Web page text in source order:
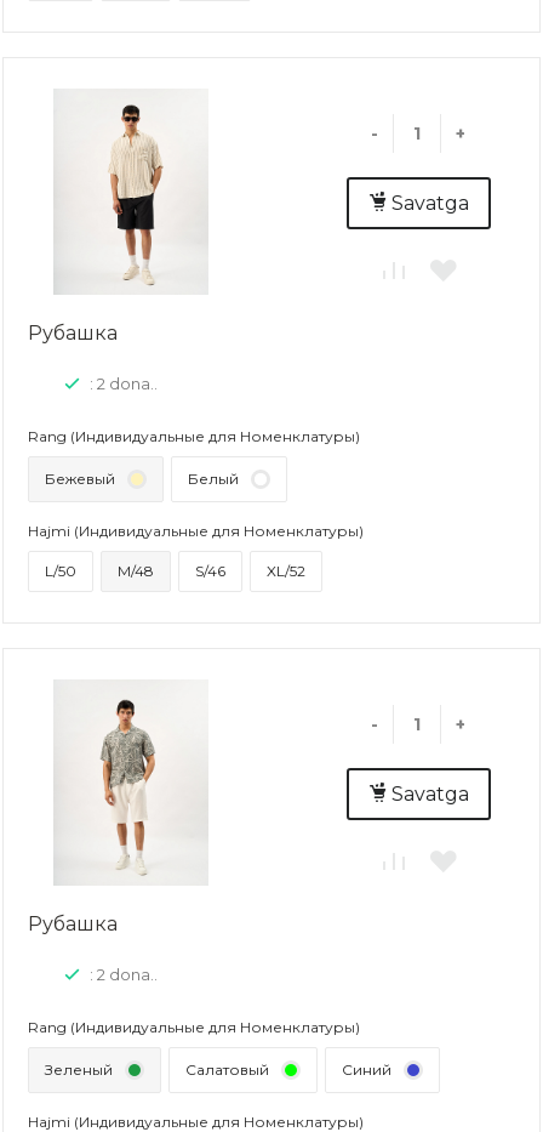
- +
Savatga
Рубашка
: 2 dona..
Rang (Индивидуальные для Номенклатуры)
Бежевый Белый
Hajmi (Индивидуальные для Номенклатуры)
L/50 M/48 S/46 XL/52
- +
Savatga
Рубашка
: 2 dona..
Rang (Индивидуальные для Номенклатуры)
Зеленый Салатовый Синий
Hajmi (Индивидуальные для Номенклатуры)